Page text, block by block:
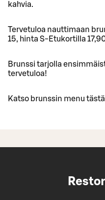
kahvia.
Tervetuloa nauttimaan
15, hinta S-Etukortilla
Brunssi tarjolla
tervetuloa!
Katso brunssin menu tästä